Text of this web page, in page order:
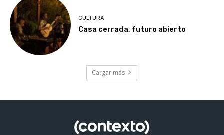
CULTURA
Casa cerrada, futuro abierto
Cargar más